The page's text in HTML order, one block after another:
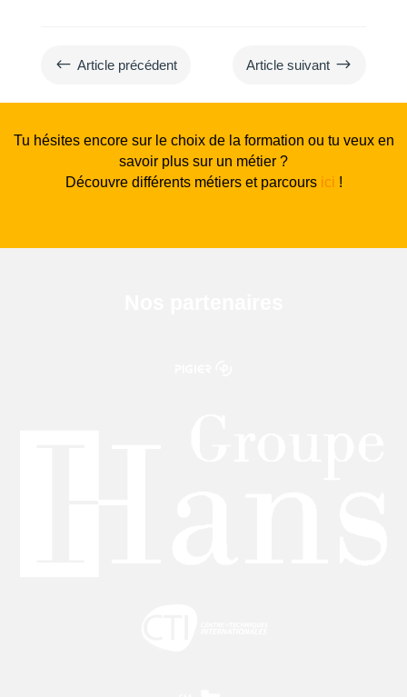
# Article précédent Article suivant $
Tu hésites encore sur le choix de la formation ou tu veux en
savoir plus sur un métier ?
Découvre différents métiers et parcours ici !